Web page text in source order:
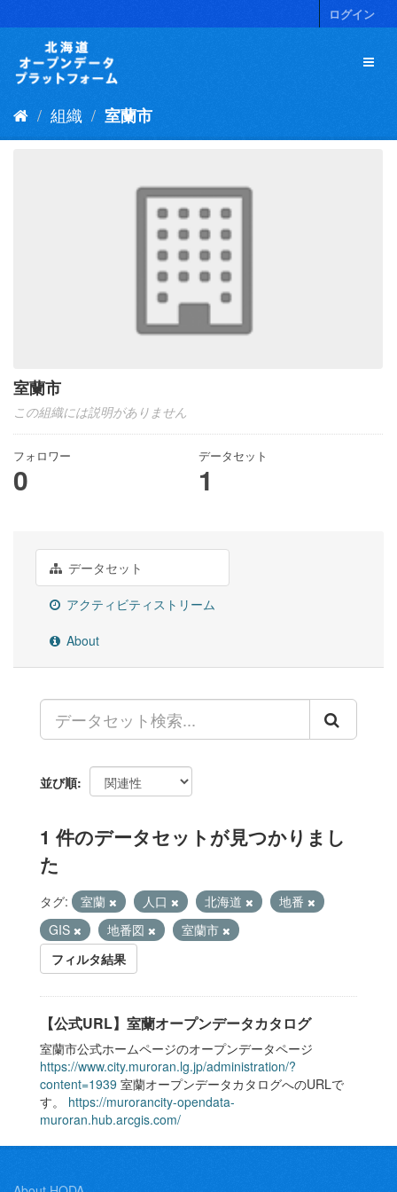
キ
ログイン
組織 室蘭市
室蘭市
この組織には説明がありません
フォロワー
0
データセット
1
データセット
アクティビティストリーム
About
並び順
1 件のデータセットが見つかりまし
た
タグ: 室蘭 人口 北海道
地番
GIS
地番図
室蘭市
フィルタ結果
【公式URL】室蘭オープンデータカタログ
室蘭市公式ホームページのオープンデータページ
https://www.city.muroran.lg.jp/administration/?
content=1939 室蘭オープンデータカタログへのURLで
す。 https://murorancity-opendata-
muroran.hub.arcgis.com/